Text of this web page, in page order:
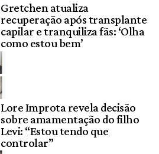
Gretchen atualiza
recuperação após transplante
capilar e tranquiliza fãs: ‘Olha
como estou bem’
Lore Improta revela decisão
sobre amamentação do filho
Levi: “Estou tendo que
controlar”